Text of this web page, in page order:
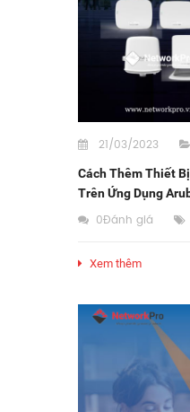
21/03/2023
Cách Thêm Thiết
Trên Ứng Dụng
0Đánh giá
Xem thêm